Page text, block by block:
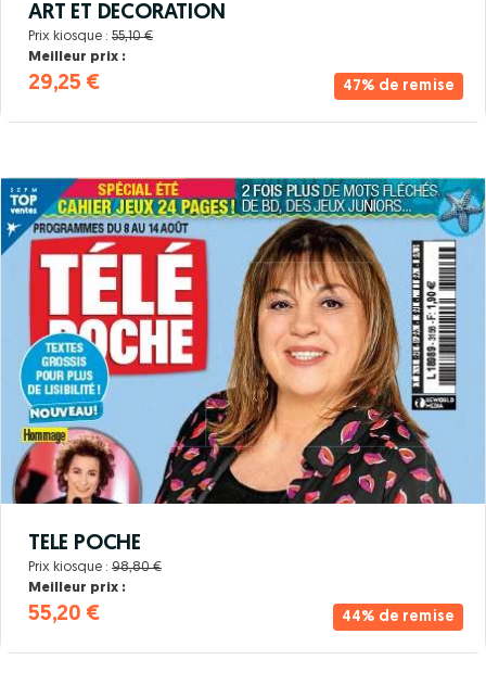
47% de remise
ART ET DECORATION
Prix kiosque : 55,10 €
Meilleur prix :
29,25 €
44% de remise
TELE POCHE
Prix kiosque : 98,80 €
Meilleur prix :
55,20 €